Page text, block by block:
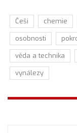
Češi chemie
osobnosti
věda a technika
vynálezy